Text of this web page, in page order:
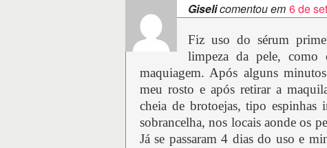
Giselicomentou em 6 de
Fiz uso do sérum
limpeza da pele, como
maquiagem. Após alguns
meu rosto e após retirar a
cheia de brotoejas, tipo espinhas
sobrancelha, nos locais aonde os
Já se passaram 4 dias do uso e